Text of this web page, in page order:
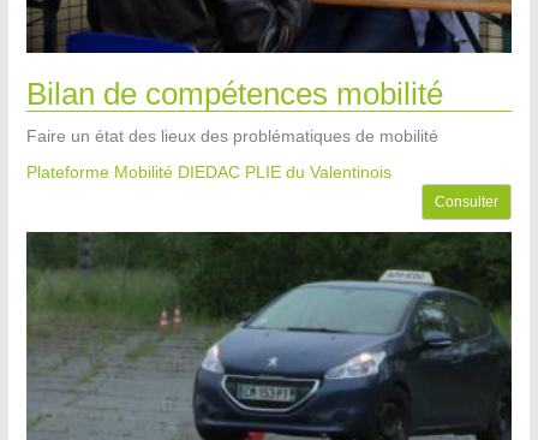
Bilan de compétences mobilité
Faire un état des lieux des problématiques de mobilité
Plateforme Mobilité DIEDAC PLIE du Valentinois
Consulter